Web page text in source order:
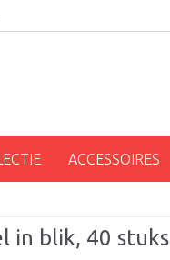
ACCESSOIRES
in blik, 40 stuks